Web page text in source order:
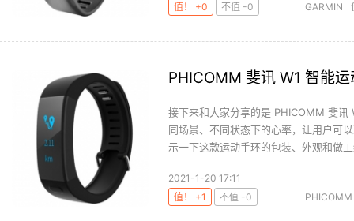
值！ +0
不值 -0 GARMIN
PHICOMM 斐讯 W1 智能
接下来和大家分享的是 PHICOMM 斐
同场景、不同状态下的心率，让用户可
示一下这款运动手环的包装、外观和做
2021-1-20 17:11
值！ +1
不值 -0 PHICOMM